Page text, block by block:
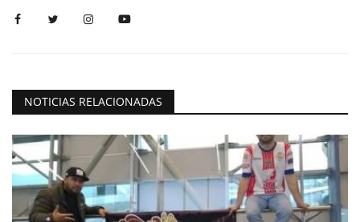
NOTICIAS RELACIONADAS